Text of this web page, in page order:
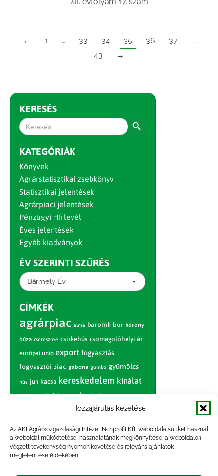
Hozzájárulás kezelése
Az AKI Agrárközgazdasági Intézet Nonprofit Kft. weboldala sütiket használ
a weboldal működtetése, használatának megkönnyítése, a weboldalon
végzett tevékenység nyomon követése és releváns ajánlatok
megjelenítése érdekében.
← 1 … 33 34 35 36 37
…
43
→
KERESÉS
Search
for:
KATEGÓRIÁK
Könyvek
Agrárstatisztikai zsebkönyv
Statisztikai jelentések
Agrárpiaci jelentések
Pénzügyi Hírlevél
Éves jelentések
Egyéb kiadványok
ÉV SZERINTI SZŰRÉS
Bármely Év
CÍMKÉK
agrárpiac alma baromfi bor bárány
búza cseresznye csirkehús csomagolóhelyi ár
európai unió export fogyasztás
fogyasztói piac gabona gomba gyümölcs
hús juh kacsa kereskedelem kínálat
körte marhahús nagybani piac narancs
nemzetközi árinformációk
paradicsom piac piaci jelentés
pulyka pulykahús sertés sertéshús
szarvasmarha termelés
termelői